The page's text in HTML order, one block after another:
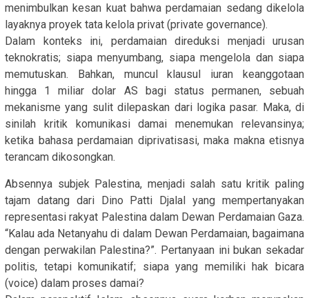
menimbulkan kesan kuat bahwa perdamaian sedang dikelola
layaknya proyek tata kelola privat (private governance).
Dalam konteks ini, perdamaian direduksi menjadi urusan
teknokratis; siapa menyumbang, siapa mengelola dan siapa
memutuskan. Bahkan, muncul klausul iuran keanggotaan
hingga 1 miliar dolar AS bagi status permanen, sebuah
mekanisme yang sulit dilepaskan dari logika pasar. Maka, di
sinilah kritik komunikasi damai menemukan relevansinya;
ketika bahasa perdamaian diprivatisasi, maka makna etisnya
terancam dikosongkan.
Absennya subjek Palestina, menjadi salah satu kritik paling
tajam datang dari Dino Patti Djalal yang mempertanyakan
representasi rakyat Palestina dalam Dewan Perdamaian Gaza.
“Kalau ada Netanyahu di dalam Dewan Perdamaian, bagaimana
dengan perwakilan Palestina?”. Pertanyaan ini bukan sekadar
politis, tetapi komunikatif; siapa yang memiliki hak bicara
(voice) dalam proses damai?